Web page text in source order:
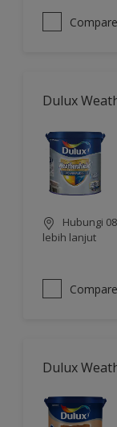
Compare
Dulux
Hubungi
lebih lanjut
Compare
Dulux